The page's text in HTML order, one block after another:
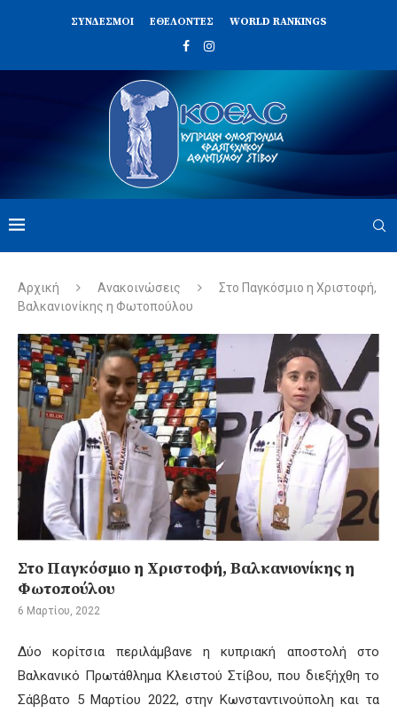
ΣΥΝΔΈΣΜΟΙ ΕΘΕΛΟΝΤΈΣ WORLD RANKINGS
Αρχική Ανακοινώσεις
Στο Παγκόσμιο η Χριστοφή,
Βαλκανιονίκης η Φωτοπούλου
Στο Παγκόσμιο η Χριστοφή, Βαλκανιονίκης η
Φωτοπούλου
6 Μαρτίου, 2022
Δύο κορίτσια περιλάμβανε η κυπριακή αποστολή στο
Βαλκανικό Πρωτάθλημα Κλειστού Στίβου, που διεξήχθη το
Σάββατο 5 Μαρτίου 2022, στην Κωνσταντινούπολη και τα